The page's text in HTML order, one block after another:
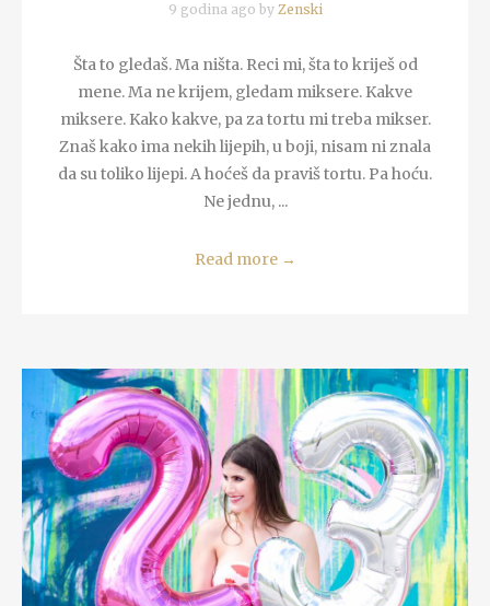
9 godina ago by Zenski
Šta to gledaš. Ma ništa. Reci mi, šta to kriješ od
mene. Ma ne krijem, gledam miksere. Kakve
miksere. Kako kakve, pa za tortu mi treba mikser.
Znaš kako ima nekih lijepih, u boji, nisam ni znala
da su toliko lijepi. A hoćeš da praviš tortu. Pa hoću.
Ne jednu, ...
Read more →
READ MORE